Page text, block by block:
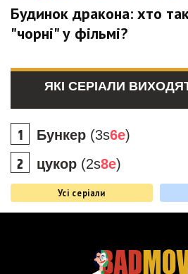
Будинок дракона: хто
"чорні" у фільмі?
ЯКІ СЕРІАЛИ
Бункер (3s6e)
цукор (2s8e)
Усі серіали